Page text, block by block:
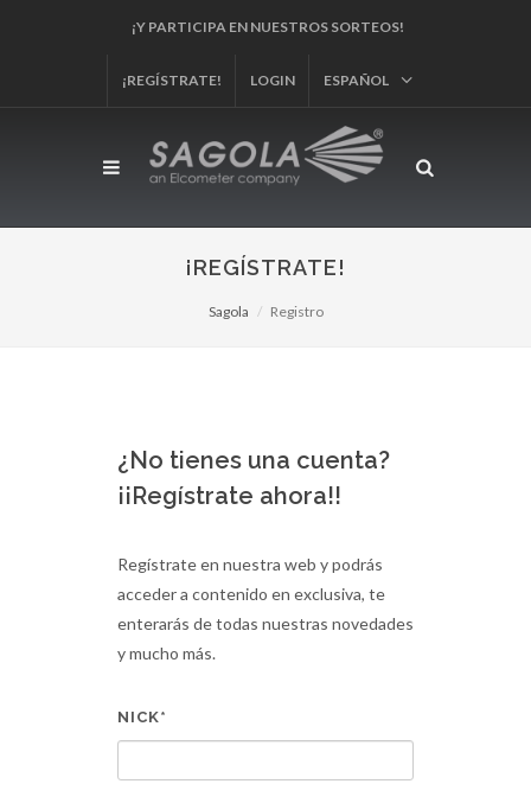
¡Y PARTICIPA EN NUESTROS SORTEOS!
¡REGÍSTRATE! LOGIN ESPAÑOL
¡REGÍSTRATE!
Sagola Registro
¿No tienes una cuenta?
¡¡Regístrate ahora!!
Regístrate en nuestra web y podrás
acceder a contenido en exclusiva, te
enterarás de todas nuestras novedades
y mucho más.
NICK*